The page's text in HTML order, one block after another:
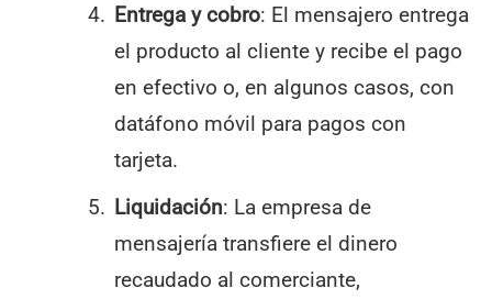
Entrega y cobro: El mensajero entrega
el producto al cliente y recibe el pago
en efectivo o, en algunos casos, con
datáfono móvil para pagos con
tarjeta.
Liquidación: La empresa de
mensajería transfiere el dinero
recaudado al comerciante,